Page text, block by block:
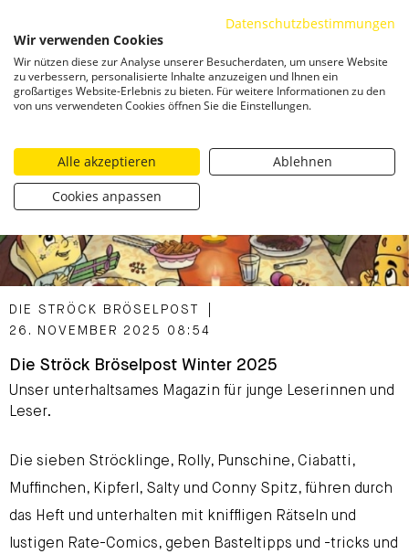
CATEGORIZED AS
DIE STRÖCK BRÖSELPOST
26. NOVEMBER 2025 08:54
Die Ströck Bröselpost Winter 2025
Unser unterhaltsames Magazin für junge Leserinnen und
Leser.
Die sieben Ströcklinge, Rolly, Punschine, Ciabatti,
Muffinchen, Kipferl, Salty und Conny Spitz, führen durch
das Heft und unterhalten mit kniffligen Rätseln und
lustigen Rate-Comics, geben Basteltipps und -tricks und
Datenschutzbestimmungen
Wir verwenden Cookies
Wir nützen diese zur Analyse unserer Besucherdaten, um unsere Website
zu verbessern, personalisierte Inhalte anzuzeigen und Ihnen ein
großartiges Website-Erlebnis zu bieten. Für weitere Informationen zu den
von uns verwendeten Cookies öffnen Sie die Einstellungen.
Alle akzeptieren
Ablehnen
Cookies anpassen